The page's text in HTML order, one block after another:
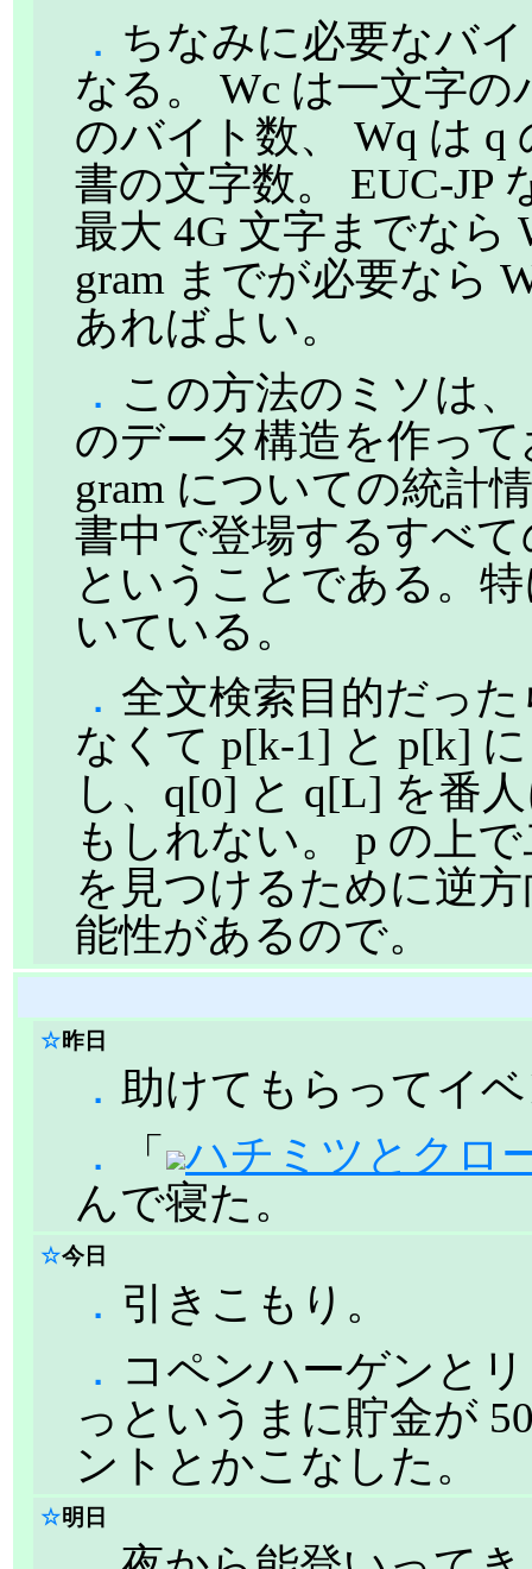
． ちなみに必要なバ
なる。 Wc は一文字
のバイト数、 Wq は q
書の文字数。 EUC-JP
最大 4G 文字までなら
gram までが必要なら
あればよい。
． この方法のミソは
のデータ構造を作っ
gram についての統計
書中で登場するすべ
ということである。
いている。
． 全文検索目的だっ
なくて p[k-1] と p[k]
し、q[0] と q[L] を番
もしれない。 p の上
を見つけるために逆
能性があるので。
☆昨日
． 助けてもらってイ
．
「
ハチミツとクロ
んで寝た。
☆今日
． 引きこもり。
． コペンハーゲンと
っというまに貯金が
ントとかこなした。
☆明日